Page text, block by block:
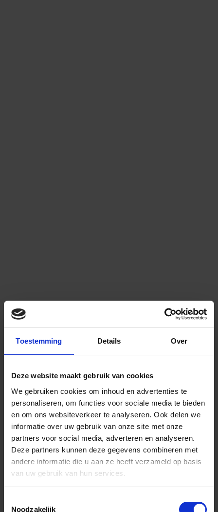
Toestemming Details Over
Deze website maakt gebruik van cookies
We gebruiken cookies om inhoud en advertenties te
personaliseren, om functies voor sociale media te bieden
en om ons websiteverkeer te analyseren. Ook delen we
informatie over uw gebruik van onze site met onze
partners voor social media, adverteren en analyseren.
Deze partners kunnen deze gegevens combineren met
andere informatie die u aan ze heeft verzameld op basis
van uw gebruik van hun services.
Noodzakelijk